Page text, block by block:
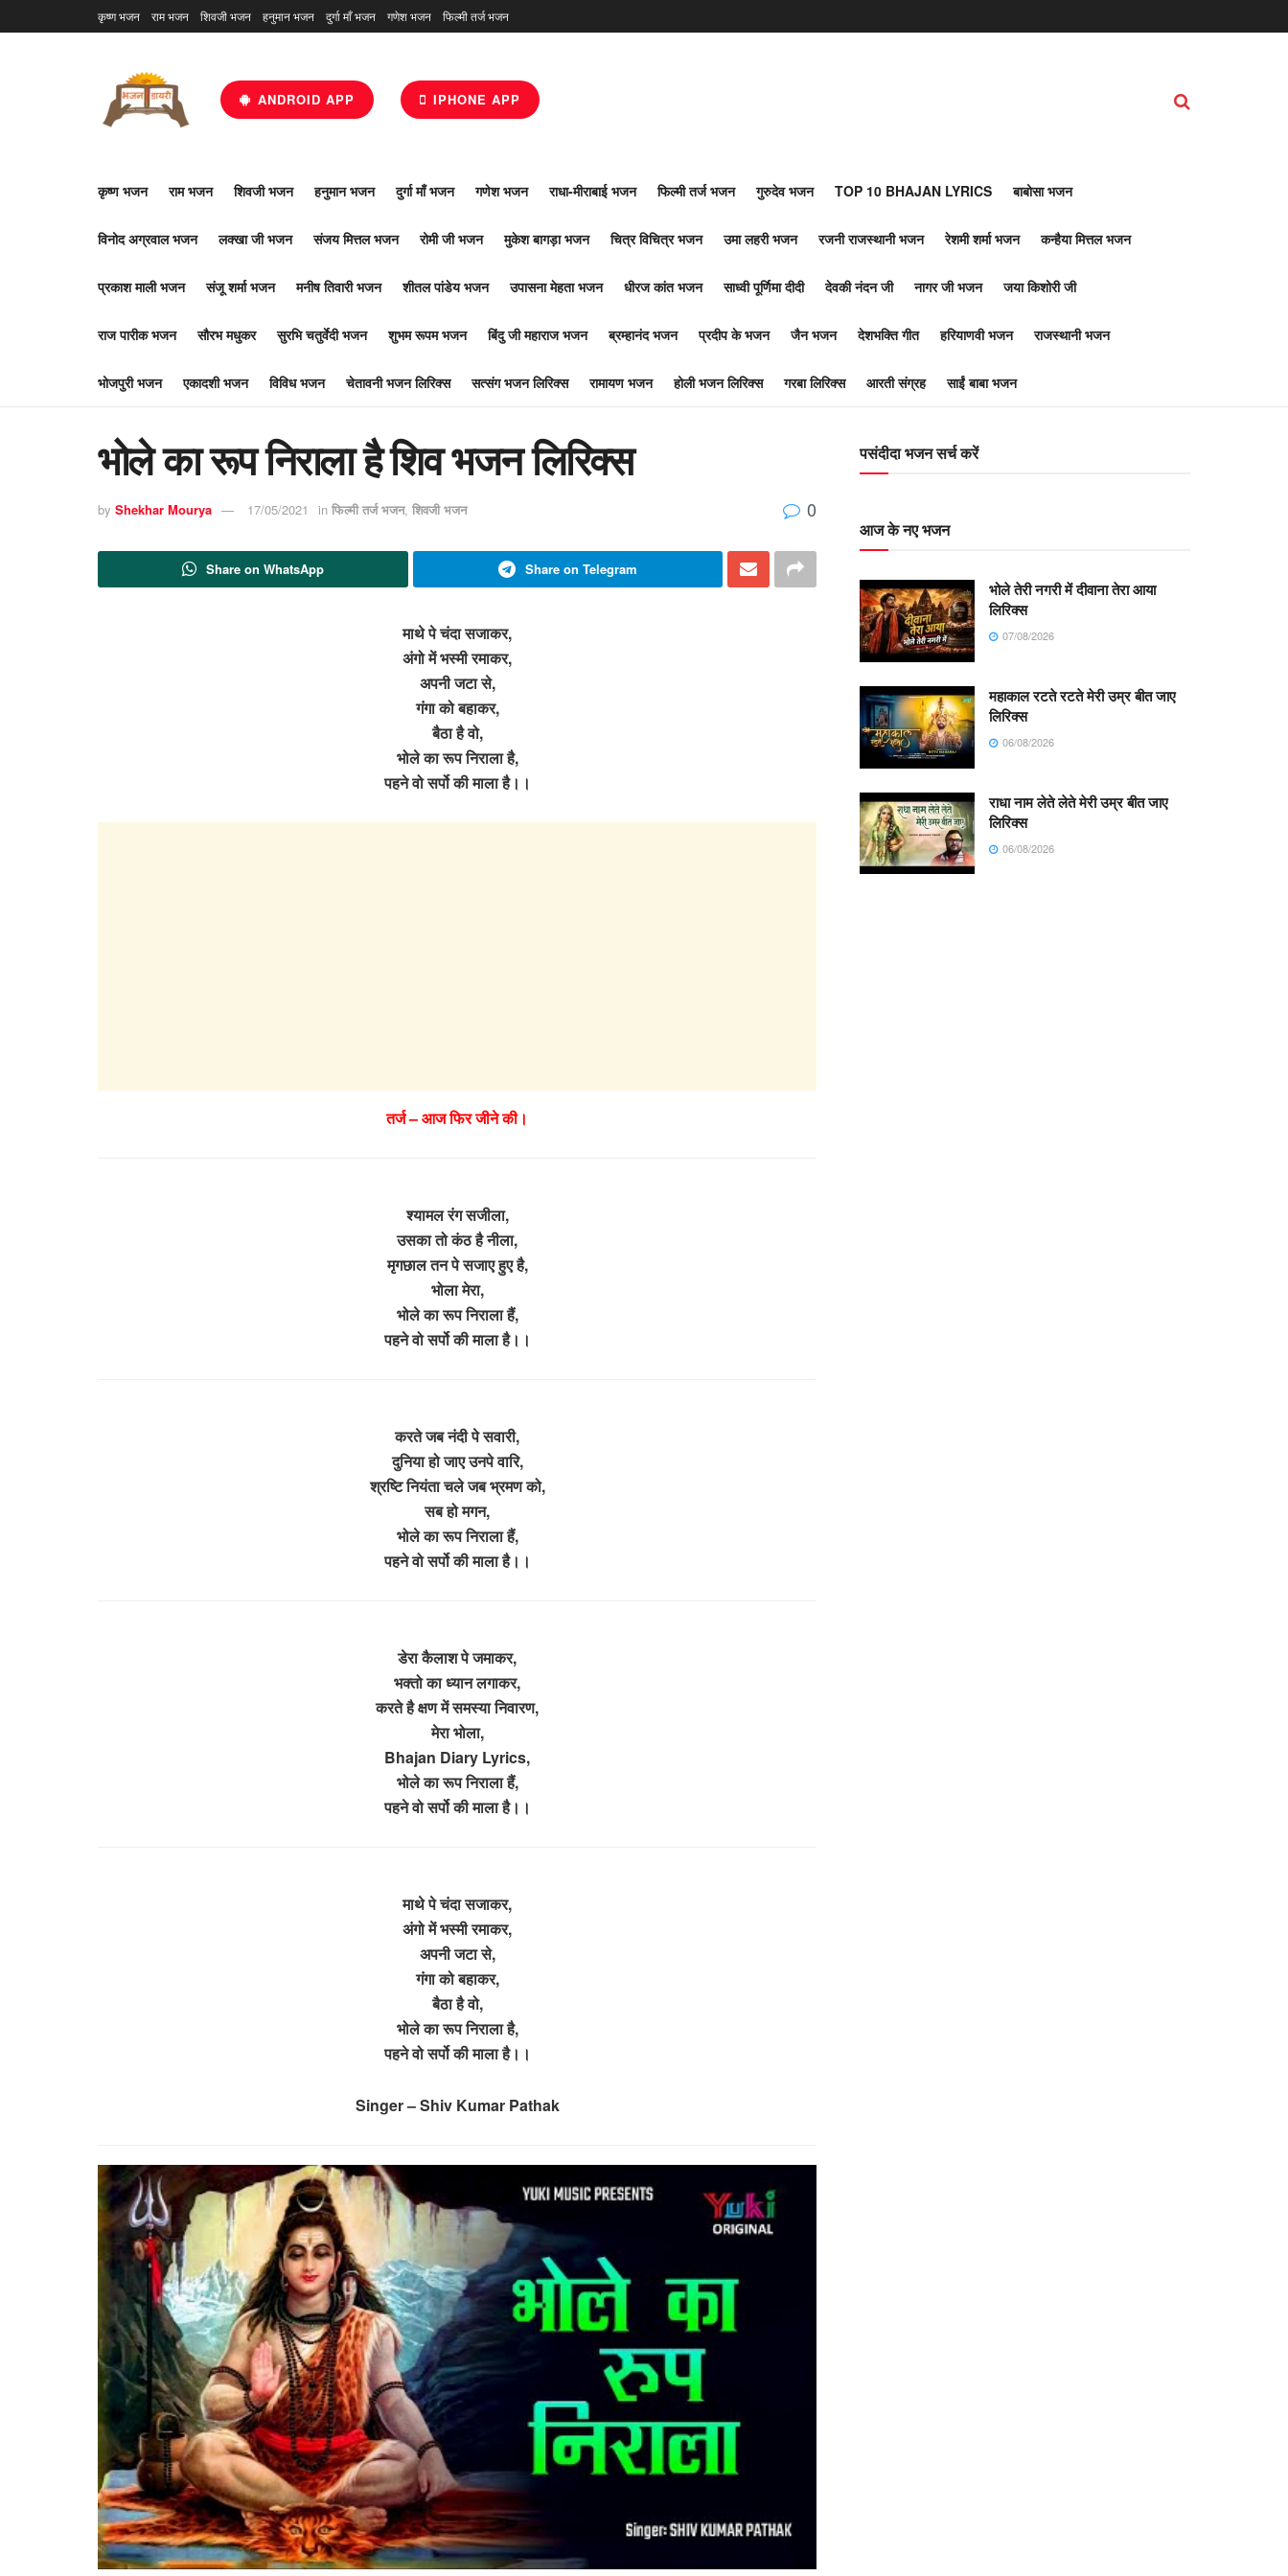
कृष्ण भजन राम भजन शिवजी भजन हनुमान भजन दुर्गा माँ भजन गणेश भजन फिल्मी तर्ज भजन
ANDROID APP IPHONE APP
कृष्ण भजन राम भजन शिवजी भजन हनुमान भजन दुर्गा माँ भजन गणेश भजन राधा-मीराबाई भजन फिल्मी तर्ज भजन गुरुदेव भजन TOP 10 BHAJAN LYRICS बाबोसा भजन
विनोद अग्रवाल भजन लक्खा जी भजन संजय मित्तल भजन रोमी जी भजन मुकेश बागड़ा भजन चित्र विचित्र भजन उमा लहरी भजन रजनी राजस्थानी भजन रेशमी शर्मा भजन कन्हैया मित्तल भजन
प्रकाश माली भजन संजू शर्मा भजन मनीष तिवारी भजन शीतल पांडेय भजन उपासना मेहता भजन धीरज कांत भजन साध्वी पूर्णिमा दीदी देवकी नंदन जी नागर जी भजन जया किशोरी जी
राज पारीक भजन सौरभ मधुकर सुरभि चतुर्वेदी भजन शुभम रूपम भजन बिंदु जी महाराज भजन ब्रम्हानंद भजन प्रदीप के भजन जैन भजन देशभक्ति गीत हरियाणवी भजन राजस्थानी भजन
भोजपुरी भजन एकादशी भजन विविध भजन चेतावनी भजन लिरिक्स सत्संग भजन लिरिक्स रामायण भजन होली भजन लिरिक्स गरबा लिरिक्स आरती संग्रह साईं बाबा भजन
भोले का रूप निराला है शिव भजन लिरिक्स
by Shekhar Mourya 17/05/2021 in फिल्मी तर्ज भजन, शिवजी भजन 0
Share on WhatsApp Share on Telegram
माथे पे चंदा सजाकर,
अंगो में भस्मी रमाकर,
अपनी जटा से,
गंगा को बहाकर,
बैठा है वो,
भोले का रूप निराला है,
पहने वो सर्पो की माला है।।
तर्ज – आज फिर जीने की।
श्यामल रंग सजीला,
उसका तो कंठ है नीला,
मृगछाल तन पे सजाए हुए है,
भोला मेरा,
भोले का रूप निराला हैं,
पहने वो सर्पो की माला है।।
करते जब नंदी पे सवारी,
दुनिया हो जाए उनपे वारि,
श्रष्टि नियंता चले जब भ्रमण को,
सब हो मगन,
भोले का रूप निराला हैं,
पहने वो सर्पो की माला है।।
डेरा कैलाश पे जमाकर,
भक्तो का ध्यान लगाकर,
करते है क्षण में समस्या निवारण,
मेरा भोला,
Bhajan Diary Lyrics,
भोले का रूप निराला हैं,
पहने वो सर्पो की माला है।।
माथे पे चंदा सजाकर,
अंगो में भस्मी रमाकर,
अपनी जटा से,
गंगा को बहाकर,
बैठा है वो,
भोले का रूप निराला है,
पहने वो सर्पो की माला है।।
Singer – Shiv Kumar Pathak
पसंदीदा भजन सर्च करें
आज के नए भजन
भोले तेरी नगरी में दीवाना तेरा आया
लिरिक्स
07/08/2026
महाकाल रटते रटते मेरी उम्र बीत जाए
लिरिक्स
06/08/2026
राधा नाम लेते लेते मेरी उम्र बीत जाए
लिरिक्स
06/08/2026